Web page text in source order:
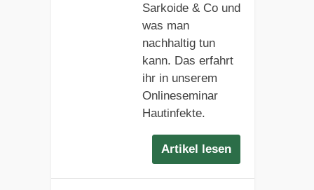
Sarkoide & Co und
was man
nachhaltig tun
kann. Das erfahrt
ihr in unserem
Onlineseminar
Hautinfekte.
Artikel lesen